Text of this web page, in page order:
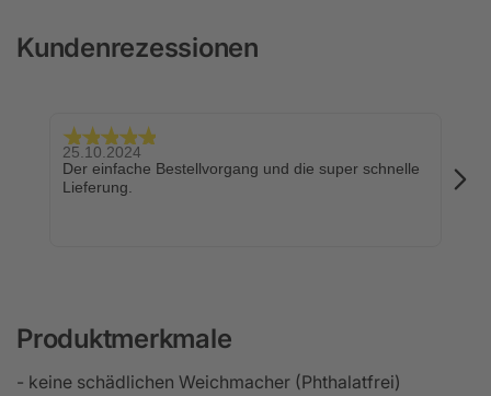
Kundenrezessionen
25.10.2024
Der einfache Bestellvorgang und die super schnelle
Lieferung.
Produktmerkmale
- keine schädlichen Weichmacher (Phthalatfrei)